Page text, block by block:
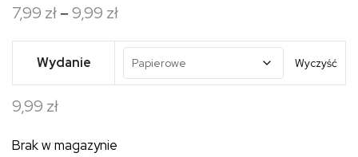
7,99 zł–9,99 złZakres
cen:
od
7,99 zł
Wydanie Wyczyść
9,99 zł
Brak w magazynie